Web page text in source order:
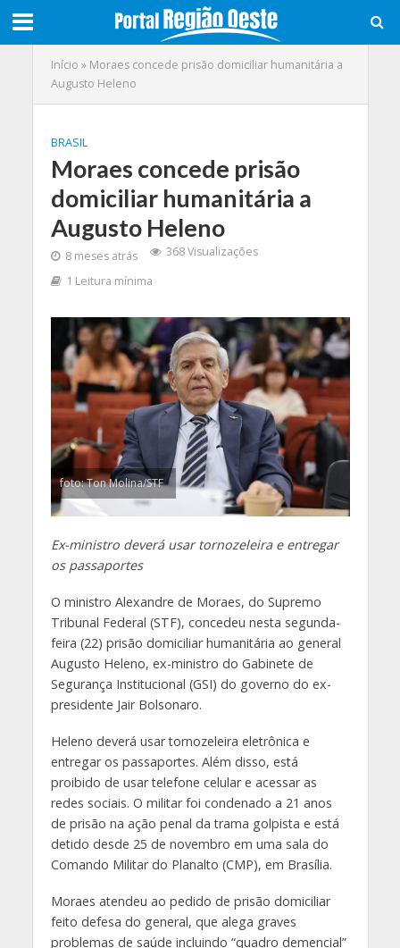
Início » Moraes concede prisão domiciliar humanitária a
Augusto Heleno
BRASIL
Moraes concede prisão
domiciliar humanitária a
Augusto Heleno
8 meses atrás
368 Visualizações
1 Leitura mínima
foto: Ton Molina/STF
Ex-ministro deverá usar tornozeleira e entregar
os passaportes
O ministro Alexandre de Moraes, do Supremo
Tribunal Federal (STF), concedeu nesta segunda-
feira (22) prisão domiciliar humanitária ao general
Augusto Heleno, ex-ministro do Gabinete de
Segurança Institucional (GSI) do governo do ex-
presidente Jair Bolsonaro.
Heleno deverá usar tornozeleira eletrônica e
entregar os passaportes. Além disso, está
proibido de usar telefone celular e acessar as
redes sociais. O militar foi condenado a 21 anos
de prisão na ação penal da trama golpista e está
detido desde 25 de novembro em uma sala do
Comando Militar do Planalto (CMP), em Brasília.
Moraes atendeu ao pedido de prisão domiciliar
feito defesa do general, que alega graves
problemas de saúde incluindo “quadro demencial”